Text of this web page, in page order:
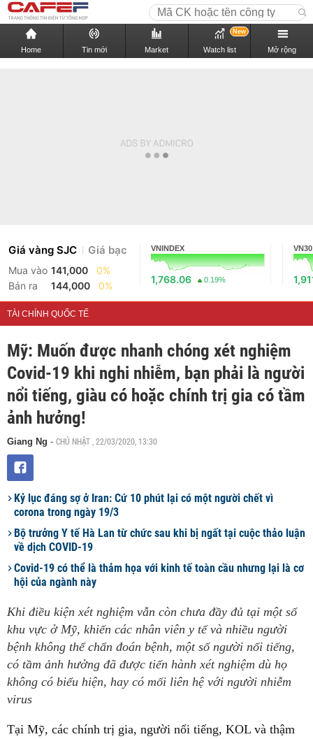
Home Tin mới Market Watch list
New
Mở rộng
Giá vàng SJC Giá bạc
Mua vào 141,000
0%
Bán ra
144,000 0%
VNINDEX
1,768.06 0.19%
VN30
TÀI CHÍNH QUỐC TẾ
Mỹ: Muốn được nhanh chóng xét nghiệm
Covid-19 khi nghi nhiễm, bạn phải là người
nổi tiếng, giàu có hoặc chính trị gia có tầm
ảnh hưởng!
Giang Ng - CHỦ NHẬT , 22/03/2020, 13:30
Kỷ lục đáng sợ ở Iran: Cứ 10 phút lại có một người chết vì
corona trong ngày 19/3
Bộ trưởng Y tế Hà Lan từ chức sau khi bị ngất tại cuộc thảo luận
về dịch COVID-19
Covid-19 có thể là thảm họa với kinh tế toàn cầu nhưng lại là cơ
hội của ngành này
Khi điều kiện xét nghiệm vẫn còn chưa đầy đủ tại một số
khu vực ở Mỹ, khiến các nhân viên y tế và nhiều người
bệnh không thể chẩn đoán bệnh, một số người nổi tiếng,
có tầm ảnh hưởng đã được tiến hành xét nghiệm dù họ
không có biểu hiện, hay có mối liên hệ với người nhiễm
virus
Tại Mỹ, các chính trị gia, người nổi tiếng, KOL và thậm